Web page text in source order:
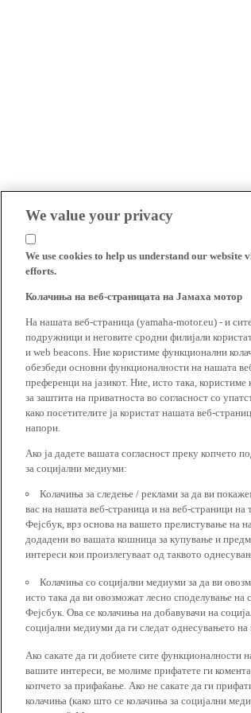
We value your privacy
We use cookies to help us understand our
efforts.
Колачиња на веб-страницата на Јамаха мотор
На нашата веб-страница (yamaha-motor.eu) - и
подружници и неговите сродни филијали
и web beacons. Ние користиме функционални
обезбеди основни функционалности на нашата
преференци на јазикот. Ние, исто така,
за заштита на приватноста во согласност со
како посетителите ја користат нашата веб-
напори.
Ако ја дадете вашата согласност преку копчето
за социјални медиуми:
Колачиња за следење / реклами за да ви
вас на нашата веб-страница и на веб-страници
Фејсбук, врз основа на вашето прелистување на
додадени во вашата кошница за купување и
интереси кои произлегуваат од таквото
Колачиња со социјални медиуми за да ви
исто така да ви овозможат лесно споделување
Фејсбук. Ова се колачиња на добавувачи на
социјални медиуми да ги следат однесувањето
Ако сакате да ги добиете сите функционалности
вашите интереси, ве молиме прифатете ги
копчето за прифаќање. Ако не сакате да ги
колачиња (како што се колачиња за социјални